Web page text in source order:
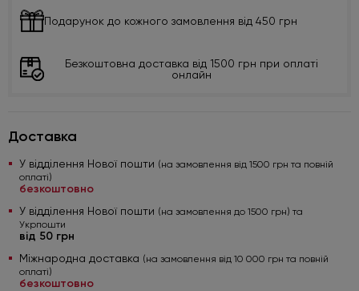
Подарунок до кожного замовлення від 450 грн
Безкоштовна доставка від 1500 грн при оплаті
онлайн
Доставка
У відділення Нової пошти (на замовлення від 1500 грн та повній
оплаті)
безкоштовно
У відділення Нової пошти (на замовлення до 1500 грн) та
Укрпошти
від 50 грн
Міжнародна доставка (на замовлення від 10 000 грн та повній
оплаті)
безкоштовно